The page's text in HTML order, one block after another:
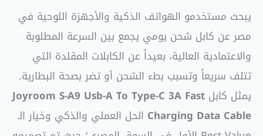
يبحث مستخدمو الهواتف الذكية والأجهزة اللوحية في
مصر عن كابل شحن يومي يجمع بين السرعة المطلوبة
والاعتمادية العالية، بعيداً عن الكابلات المقلدة التي
تتلف سريعاً وتسبب بطء الشحن أو تضر بصحة البطارية.
يمثل كابل Joyroom S-A9 Usb-A To Type-C 3A Fast
Charging Data Cable الحل العملي والذكي وخيار الـ